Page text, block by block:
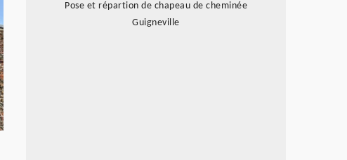
Pose et répartion de chapeau de cheminée
Guigneville